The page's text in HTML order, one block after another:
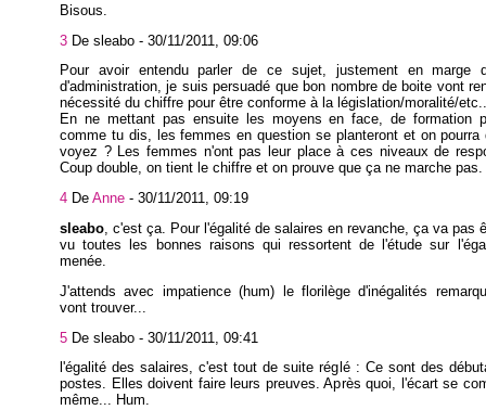
Bisous.
3 De sleabo - 30/11/2011, 09:06
Pour avoir entendu parler de ce sujet, justement en marge
d'administration, je suis persuadé que bon nombre de boite vont
nécessité du chiffre pour être conforme à la législation/moralité/
En ne mettant pas ensuite les moyens en face, de formation
comme tu dis, les femmes en question se planteront et on pourra
voyez ? Les femmes n'ont pas leur place à ces niveaux de
Coup double, on tient le chiffre et on prouve que ça ne marche pas.
4 De Anne - 30/11/2011, 09:19
sleabo, c'est ça. Pour l'égalité de salaires en revanche, ça va pas
vu toutes les bonnes raisons qui ressortent de l'étude sur
menée.
J'attends avec impatience (hum) le florilège d'inégalités
vont trouver...
5 De sleabo - 30/11/2011, 09:41
l'égalité des salaires, c'est tout de suite réglé : Ce sont des
postes. Elles doivent faire leurs preuves. Après quoi, l'écart se
même... Hum.